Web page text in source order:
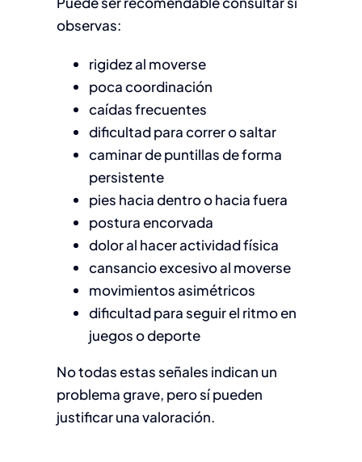
observas:
rigidez al moverse
poca coordinación
caídas frecuentes
dificultad para correr o saltar
caminar de puntillas de forma
persistente
pies hacia dentro o hacia fuera
postura encorvada
dolor al hacer actividad física
cansancio excesivo al moverse
movimientos asimétricos
dificultad para seguir el ritmo en
juegos o deporte
No todas estas señales indican un
problema grave, pero sí pueden
justificar una valoración.